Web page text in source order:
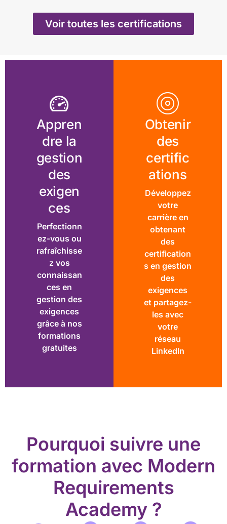
Voir toutes les certifications
Appren
dre la
gestion
des
exigen
ces
Perfectionn
ez-vous ou
rafraîchisse
z vos
connaissan
ces en
gestion des
exigences
grâce à nos
formations
gratuites
Obtenir
des
certific
ations
Développez
votre
carrière en
obtenant
des
certification
s en gestion
des
exigences
et partagez-
les avec
votre
réseau
LinkedIn
Pourquoi suivre une
formation avec Modern
Requirements
Academy ?